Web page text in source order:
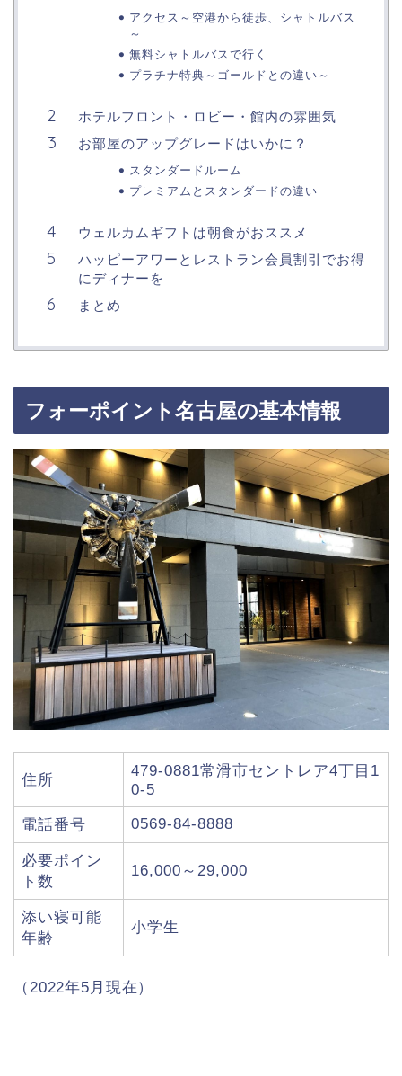
アクセス～空港から徒歩、シャトルバス
～
無料シャトルバスで行く
プラチナ特典～ゴールドとの違い～
ホテルフロント・ロビー・館内の雰囲気
お部屋のアップグレードはいかに？
スタンダードルーム
プレミアムとスタンダードの違い
ウェルカムギフトは朝食がおススメ
ハッピーアワーとレストラン会員割引でお得
にディナーを
まとめ
フォーポイント名古屋の基本情報
住所
479-0881常滑市セントレア4丁目1
0-5
電話番号 0569-84-8888
必要ポイン
ト数
16,000～29,000
添い寝可能
年齢
小学生
（2022年5月現在）